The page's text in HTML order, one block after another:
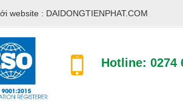
website : DAIDONGTIENPHAT.COM
Hotline: 0274